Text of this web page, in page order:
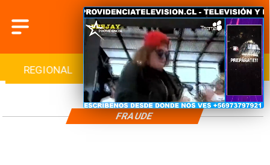
REGIONAL INTERNACIONAL DEPORTES
FRAUDE